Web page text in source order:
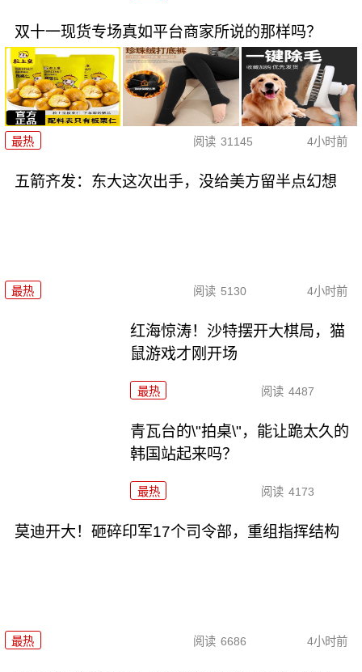
双十一现货专场真如平台商家所说的那样吗？
最热 阅读 31145 4小时前
五箭齐发：东大这次出手，没给美方留半点幻想
最热 阅读 5130 4小时前
红海惊涛！沙特摆开大棋局，猫
鼠游戏才刚开场
最热 阅读 4487
青瓦台的\"拍桌\"，能让跪太久的
韩国站起来吗？
最热 阅读 4173
莫迪开大！砸碎印军17个司令部，重组指挥结构
最热 阅读 6686 4小时前